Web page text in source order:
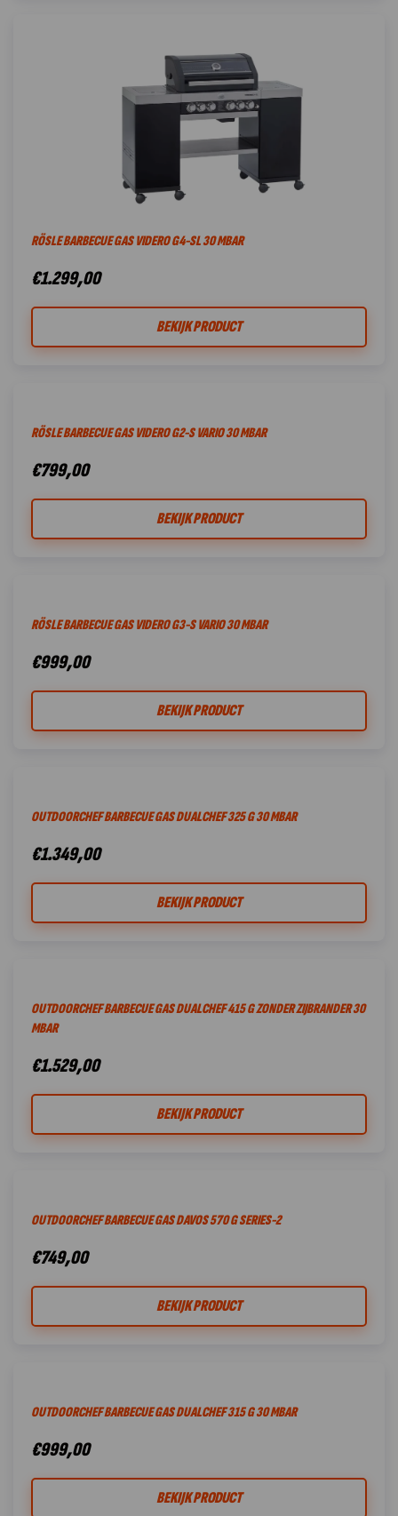
RÖSLE BARBECUE GAS VIDERO G4-SL 30 MBAR
€1.299,00
BEKIJK PRODUCT
RÖSLE BARBECUE GAS VIDERO G2-S VARIO 30 MBAR
€799,00
BEKIJK PRODUCT
RÖSLE BARBECUE GAS VIDERO G3-S VARIO 30 MBAR
€999,00
BEKIJK PRODUCT
OUTDOORCHEF BARBECUE GAS DUALCHEF 325 G 30 MBAR
€1.349,00
BEKIJK PRODUCT
OUTDOORCHEF BARBECUE GAS DUALCHEF 415 G ZONDER ZIJBRANDER 30
MBAR
€1.529,00
BEKIJK PRODUCT
OUTDOORCHEF BARBECUE GAS DAVOS 570 G SERIES-2
€749,00
BEKIJK PRODUCT
OUTDOORCHEF BARBECUE GAS DUALCHEF 315 G 30 MBAR
€999,00
BEKIJK PRODUCT